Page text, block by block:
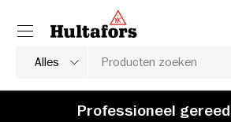
NAAR INHOUD
Hultafors Tools
Zoeken
Soort product
Alles
Menu
Professioneel